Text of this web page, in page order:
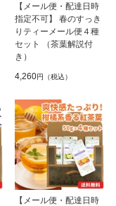
【メール便・配達日時
指定不可】 春のすっき
りティーメール便４種
セット （茶葉解説付
き）
4,260円（税込）
【メール便・配達日時